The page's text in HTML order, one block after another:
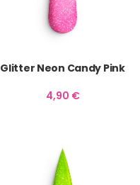
Glitter Neon Candy Pink
4,90 €